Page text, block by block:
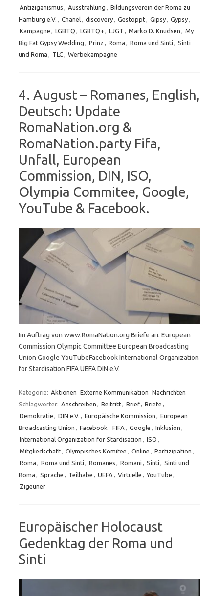
Antiziganismus , Ausstrahlung , Bildungsverein der Roma zu
Hamburg e.V. , Chanel, discovery, Gestoppt, Gipsy, Gypsy,
Kampagne , LGBTQ , LGBTQ+ , LJGT , Marko D. Knudsen , My
Big Fat Gypsy Wedding , Prinz , Roma , Roma und Sinti , Sinti
und Roma , TLC, Werbekampagne
4. August – Romanes, English,
Deutsch: Update
RomaNation.org &
RomaNation.party Fifa,
Unfall, European
Commission, DIN, ISO,
Olympia Commitee, Google,
YouTube & Facebook.
Im Auftrag von www.RomaNation.org Briefe an: European
Commission Olympic Committee European Broadcasting
Union Google YouTubeFacebook International Organization
for Stardisation FIFA UEFA DIN e.V.
Kategorie: Aktionen Externe Kommunikation Nachrichten
Schlagwörter: Anschreiben , Beitritt, Brief, Briefe ,
Demokratie , DIN e.V. , Europäische Kommission , European
Broadcasting Union , Facebook , FIFA , Google , Inklusion ,
International Organization for Stardisation , ISO ,
Mitgliedschaft, Olympisches Komitee , Online , Partizipation ,
Roma , Roma und Sinti , Romanes , Romani , Sinti , Sinti und
Roma , Sprache , Teilhabe , UEFA , Virtuelle , YouTube ,
Zigeuner
Europäischer Holocaust
Gedenktag der Roma und
Sinti